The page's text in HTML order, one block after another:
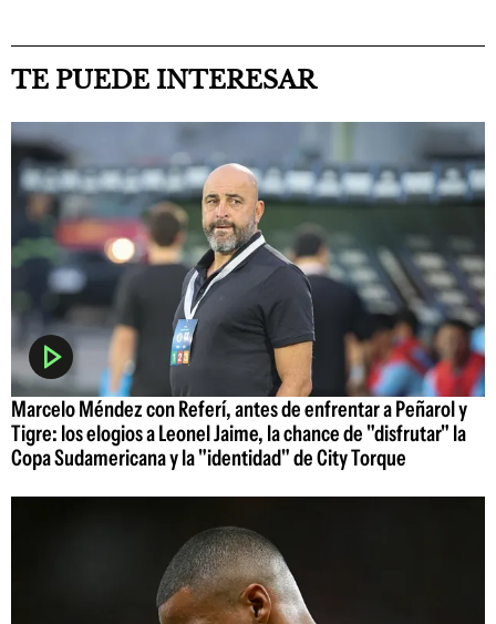
TE PUEDE INTERESAR
Marcelo Méndez con Referí, antes de enfrentar a Peñarol y
Tigre: los elogios a Leonel Jaime, la chance de "disfrutar" la
Copa Sudamericana y la "identidad" de City Torque